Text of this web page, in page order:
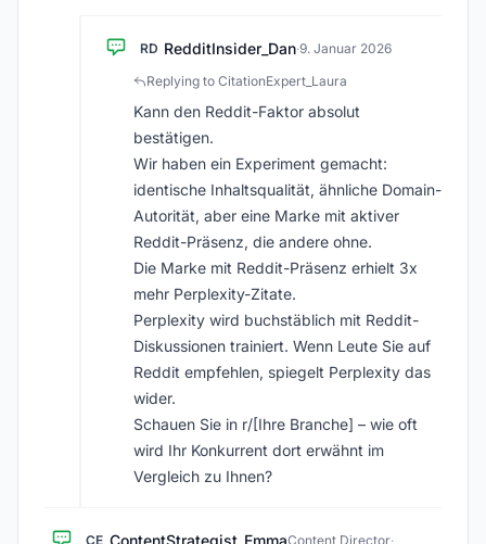
RD RedditInsider_Dan·9. Januar 2026
Replying to CitationExpert_Laura
Kann den Reddit-Faktor absolut
bestätigen.
Wir haben ein Experiment gemacht:
identische Inhaltsqualität, ähnliche Domain-
Autorität, aber eine Marke mit aktiver
Reddit-Präsenz, die andere ohne.
Die Marke mit Reddit-Präsenz erhielt 3x
mehr Perplexity-Zitate.
Perplexity wird buchstäblich mit Reddit-
Diskussionen trainiert. Wenn Leute Sie auf
Reddit empfehlen, spiegelt Perplexity das
wider.
Schauen Sie in r/[Ihre Branche] – wie oft
wird Ihr Konkurrent dort erwähnt im
Vergleich zu Ihnen?
CE ContentStrategist_EmmaContent Director·